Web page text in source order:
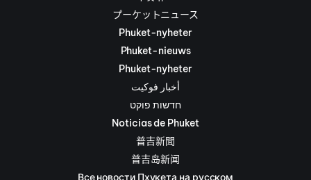
プーケットニュース
Phuket-nyheter
Phuket-nieuws
Phuket-nyheter
أخبار فوكيت
חדשות פוקט
Noticias de Phuket
普吉新聞
普吉岛新闻
Все новости Пхукета на русском